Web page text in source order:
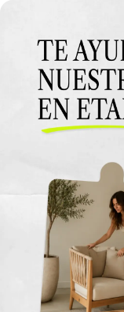
Anterior Clase
Clase 7